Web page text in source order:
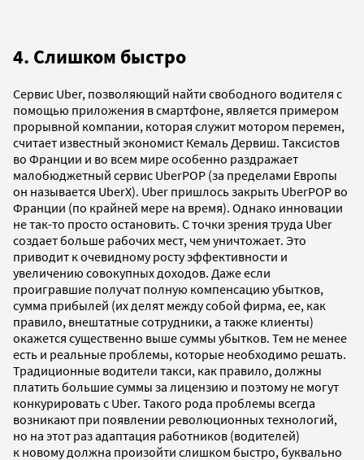
4. Слишком быстро
Сервис Uber, позволяющий найти свободного водителя с
помощью приложения в смартфоне, является примером
прорывной компании, которая служит мотором перемен,
считает известный экономист Кемаль Дервиш. Таксистов
во Франции и во всем мире особенно раздражает
малобюджетный сервис UberPOP (за пределами Европы
он называется UberX). Uber пришлось закрыть UberPOP во
Франции (по крайней мере на время). Однако инновации
не так-то просто остановить. С точки зрения труда Uber
создает больше рабочих мест, чем уничтожает. Это
приводит к очевидному росту эффективности и
увеличению совокупных доходов. Даже если
проигравшие получат полную компенсацию убытков,
сумма прибылей (их делят между собой фирма, ее, как
правило, внештатные сотрудники, а также клиенты)
окажется существенно выше суммы убытков. Тем не менее
есть и реальные проблемы, которые необходимо решать.
Традиционные водители такси, как правило, должны
платить большие суммы за лицензию и поэтому не могут
конкурировать с Uber. Такого рода проблемы всегда
возникают при появлении революционных технологий,
но на этот раз адаптация работников (водителей)
к новому должна произойти слишком быстро, буквально